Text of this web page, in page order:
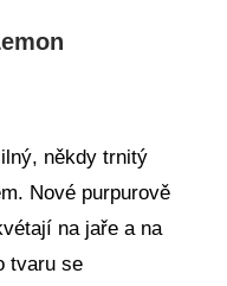
někdy trnitý
Nové purpurově
na jaře a na
tvaru se